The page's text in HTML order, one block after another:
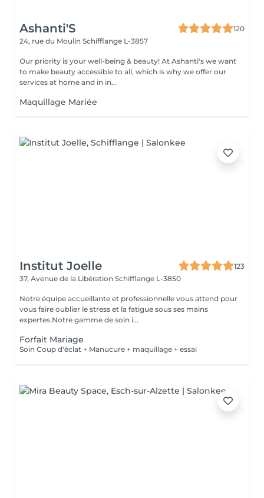
Ashanti'S
120
24, rue du Moulin Schifflange L-3857
Our priority is your well-being & beauty! At Ashanti's we want
to make beauty accessible to all, which is why we offer our
services at home and in in...
Maquillage Mariée
Institut Joelle
123
37, Avenue de la Libération Schifflange L-3850
Notre équipe accueillante et professionnelle vous attend pour
vous faire oublier le stress et la fatigue sous ses mains
expertes.Notre gamme de soin i...
Forfait Mariage
Soin Coup d'éclat + Manucure + maquillage + essai